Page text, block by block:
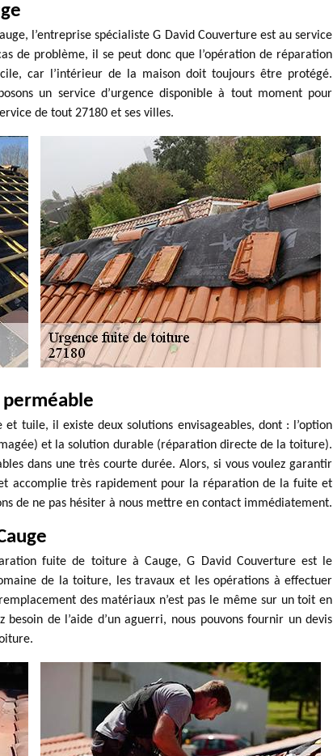
l’entreprise spécialiste G David Couverture est au service
de problème, il se peut donc que l’opération de réparation
car l’intérieur de la maison doit toujours être protégé.
un service d’urgence disponible à tout moment pour
de tout 27180 et ses villes.
tuile, il existe deux solutions envisageables, dont : l’option
et la solution durable (réparation directe de la toiture).
dans une très courte durée. Alors, si vous voulez garantir
accomplie très rapidement pour la réparation de la fuite et
de ne pas hésiter à nous mettre en contact immédiatement.
fuite de toiture à Cauge, G David Couverture est le
de la toiture, les travaux et les opérations à effectuer
des matériaux n’est pas le même sur un toit en
de l’aide d’un aguerri, nous pouvons fournir un devis